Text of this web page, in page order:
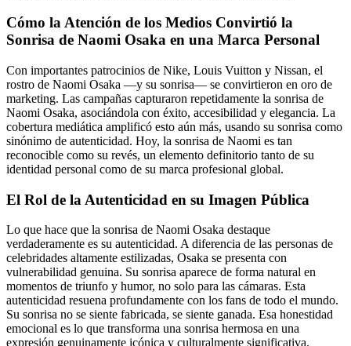
Cómo la Atención de los Medios Convirtió la
Sonrisa de Naomi Osaka en una Marca Personal
Con importantes patrocinios de Nike, Louis Vuitton y Nissan, el
rostro de Naomi Osaka —y su sonrisa— se convirtieron en oro de
marketing. Las campañas capturaron repetidamente la sonrisa de
Naomi Osaka, asociándola con éxito, accesibilidad y elegancia. La
cobertura mediática amplificó esto aún más, usando su sonrisa como
sinónimo de autenticidad. Hoy, la sonrisa de Naomi es tan
reconocible como su revés, un elemento definitorio tanto de su
identidad personal como de su marca profesional global.
El Rol de la Autenticidad en su Imagen Pública
Lo que hace que la sonrisa de Naomi Osaka destaque
verdaderamente es su autenticidad. A diferencia de las personas de
celebridades altamente estilizadas, Osaka se presenta con
vulnerabilidad genuina. Su sonrisa aparece de forma natural en
momentos de triunfo y humor, no solo para las cámaras. Esta
autenticidad resuena profundamente con los fans de todo el mundo.
Su sonrisa no se siente fabricada, se siente ganada. Esa honestidad
emocional es lo que transforma una sonrisa hermosa en una
expresión genuinamente icónica y culturalmente significativa.